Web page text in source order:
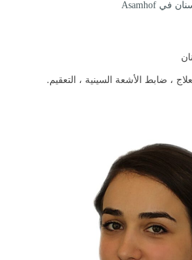
، ضابط الأشعة السينية ، التعقيم.